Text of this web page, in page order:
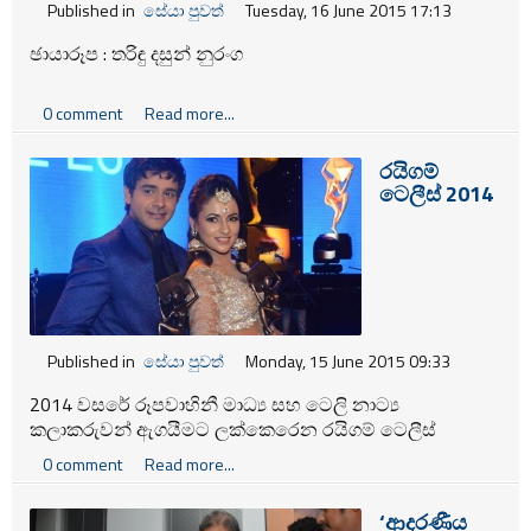
Published in සේයා පුවත් Tuesday, 16 June 2015 17:13
ඡායාරූප : තරිඳු දසුන් නුරංග
0 comment Read more...
රයිගම්
ටෙලීස් 2014
Published in සේයා පුවත් Monday, 15 June 2015 09:33
2014 වසරේ රූපවාහිනී මාධ්‍ය සහ ටෙලි නාට්‍ය
කලාකරුවන් ඇගයීමට ලක්කෙරෙන රයිගම් ටෙලීස්
සම්මාන උළෙල 11වන වරටත් පසුගියදා (12) නෙලුම්
පොකුණ රඟහලේදී පැවැත්වුණි.
0 comment Read more...
‘ආදරණීය